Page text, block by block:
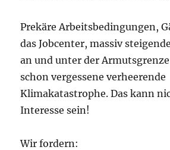
Prekäre Arbeitsbedingungen,
das Jobcenter, massiv
an und unter der
schon vergessene verheerende
Klimakatastrophe. Das kann
Interesse sein!
Wir fordern: